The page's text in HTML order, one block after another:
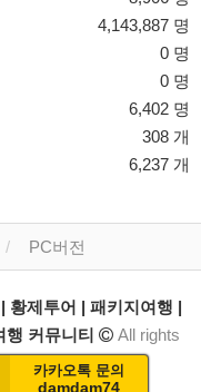
4,143,887 명
0 명
0 명
6,402 명
308 개
6,237 개
카카오톡 문의
damdam74
PC버전
황제투어 | 패키지여행 |
행 커뮤니티
All rights